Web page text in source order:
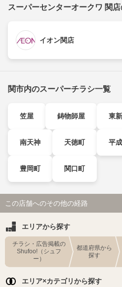
スーパーセンターオークワ 関
イオン関店
関市内のスーパーチラシ一覧
笠屋 鋳物師屋 東
南天神 天徳町 平
豊岡町 関口町
この店舗へのその他の経路
エリアから探す
チラシ・広告掲載の
Shufoo!（シュフ
ー）
都道府県から
探す
エリア×カテゴリから探す